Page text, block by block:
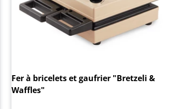
Fer à bricelets et gaufrier "Bretzeli &
Waffles"